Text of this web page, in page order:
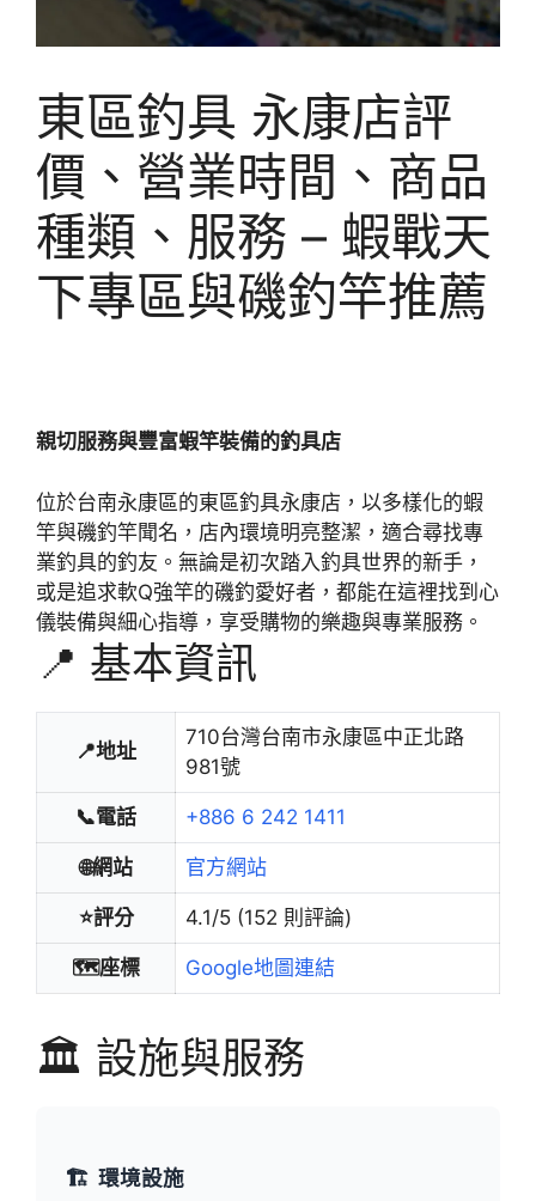
東區釣具 永康店評
價、營業時間、商品
種類、服務 – 蝦戰天
下專區與磯釣竿推薦
親切服務與豐富蝦竿裝備的釣具店
位於台南永康區的東區釣具永康店，以多樣化的蝦
竿與磯釣竿聞名，店內環境明亮整潔，適合尋找專
業釣具的釣友。無論是初次踏入釣具世界的新手，
或是追求軟Q強竿的磯釣愛好者，都能在這裡找到心
儀裝備與細心指導，享受購物的樂趣與專業服務。
📍 基本資訊
📍地址
710台灣台南市永康區中正北路
981號
📞電話 +886 6 242 1411
🌐網站 官方網站
⭐評分 4.1/5 (152 則評論)
🗺️座標 Google地圖連結
🏛️ 設施與服務
🏗️ 環境設施